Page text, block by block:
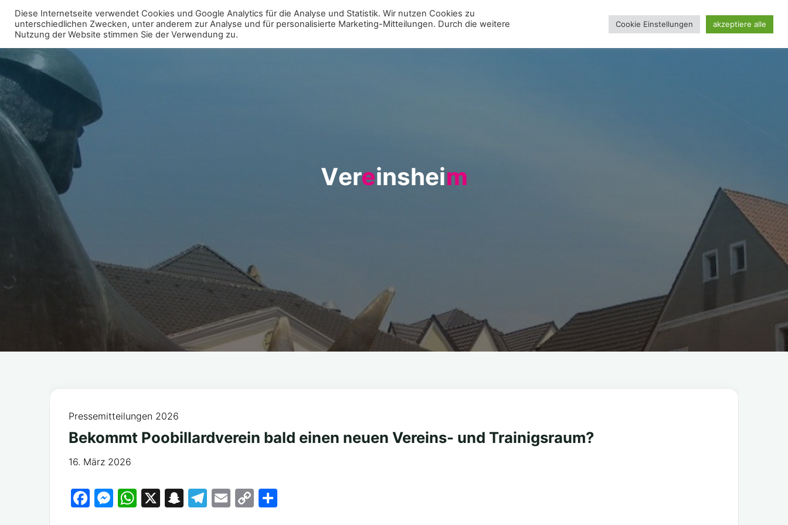
Zum
Inhalt
springen
WIR FÜR UNNA - FRAKTION MENÜ ZUR VEREINSSEITE
Vere
einsheim
m
Pressemitteilungen 2026
Bekommt Poobillardverein bald einen neuen Vereins- und Trainigsraum?
16. März 2026
F M W X S T E C T
Diese Internetseite verwendet Cookies und Google Analytics für die Analyse und Statistik. Wir nutzen Cookies zu
unterschiedlichen Zwecken, unter anderem zur Analyse und für personalisierte Marketing-Mitteilungen. Durch die weitere
Nutzung der Website stimmen Sie der Verwendung zu.
Cookie Einstellungen akzeptiere alle